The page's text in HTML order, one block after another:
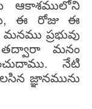
ఆకాశములోని
ఈ రోజు ఈ
ప్రభువు
తద్వారా మనం
నేటి
జ్ఞానమును